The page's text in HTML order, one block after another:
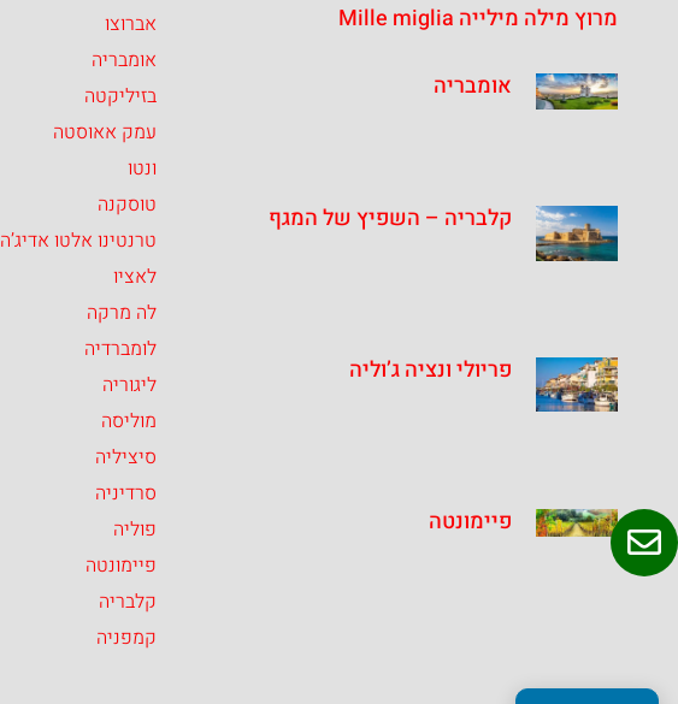
מרוץ מילה מילייה Mille miglia
אומבריה
קלבריה – השפיץ של המגף
פריולי ונציה ג’וליה
פיימונטה
אברוצו
אומבריה
בזיליקטה
עמק אאוסטה
ונטו
טוסקנה
טרנטינו אלטו אדיג’ה
לאציו
לה מרקה
לומברדיה
ליגוריה
מוליסה
סיציליה
סרדיניה
פוליה
פיימונטה
קלבריה
קמפניה